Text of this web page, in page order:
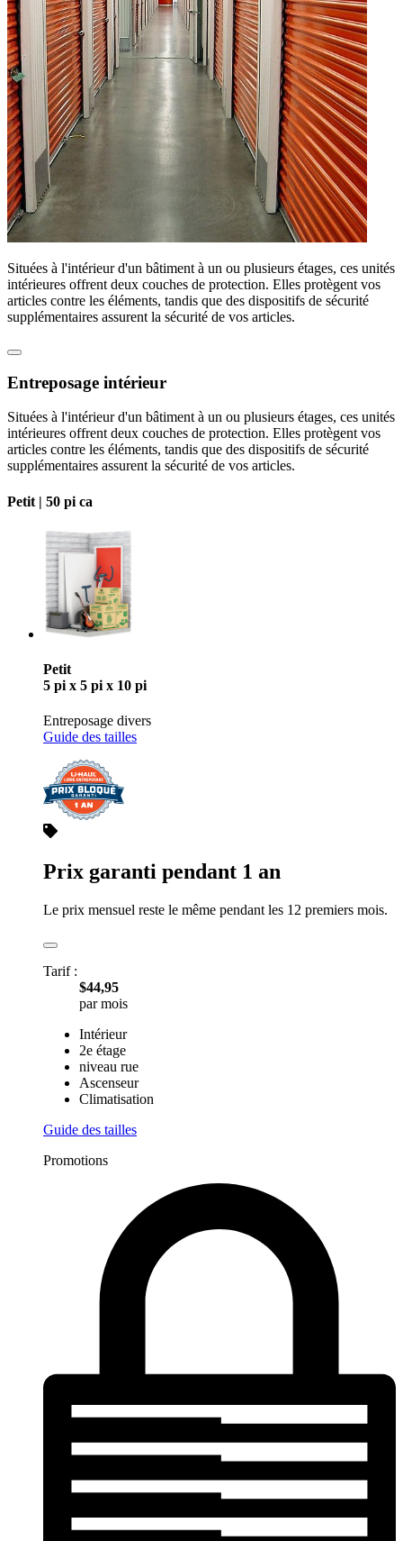
Situées à l'intérieur d'un bâtiment à un ou plusieurs étages, ces unités
intérieures offrent deux couches de protection. Elles protègent vos
articles contre les éléments, tandis que des dispositifs de sécurité
supplémentaires assurent la sécurité de vos articles.
Entreposage intérieur
Situées à l'intérieur d'un bâtiment à un ou plusieurs étages, ces unités
intérieures offrent deux couches de protection. Elles protègent vos
articles contre les éléments, tandis que des dispositifs de sécurité
supplémentaires assurent la sécurité de vos articles.
Petit | 50 pi ca
Petit
5 pi x 5 pi x 10 pi
Entreposage divers
Guide des tailles
Prix garanti pendant 1 an
Le prix mensuel reste le même pendant les 12 premiers mois.
Tarif :
$44,95
par mois
Intérieur
2e étage
niveau rue
Ascenseur
Climatisation
Guide des tailles
Promotions